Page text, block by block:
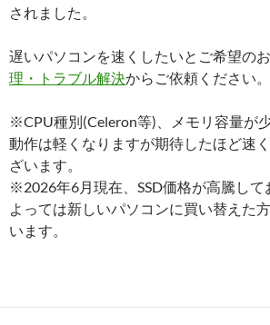
されました。
遅いパソコンを速くしたいとご希望の
理・トラブル解決からご依頼ください。
※CPU種別(Celeron等)、メモリ容量が
動作は軽くなりますが期待したほど速
ざいます。
※2026年6月現在、SSD価格が高騰して
よっては新しいパソコンに買い替えた
います。